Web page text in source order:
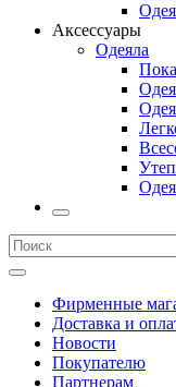
Аксессуары
Одеяла
Фирменные
Доставка и
Новости
Покупателю
Партнерам